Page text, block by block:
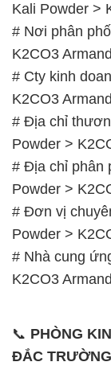
Kali Powder >
# Nơi phân
K2CO3
# Cty kinh
K2CO3
# Địa chỉ
Powder >
# Địa chỉ phân
Powder >
# Đơn vị
Powder >
# Nhà cung
K2CO3
📞 PHÒNG
ĐẮC